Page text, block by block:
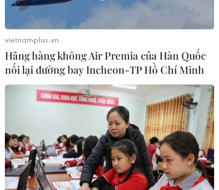
vietnamplus.vn
Hãng hàng không Air Premia của Hàn Quốc
nối lại đường bay Incheon-TP Hồ Chí Minh